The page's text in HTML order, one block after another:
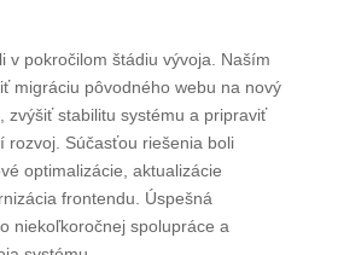
v pokročilom štádiu vývoja. Naším
migráciu pôvodného webu na nový
zvýšiť stabilitu systému a pripraviť
rozvoj. Súčasťou riešenia boli
optimalizácie, aktualizácie
frontendu. Úspešná
niekoľkoročnej spolupráce a